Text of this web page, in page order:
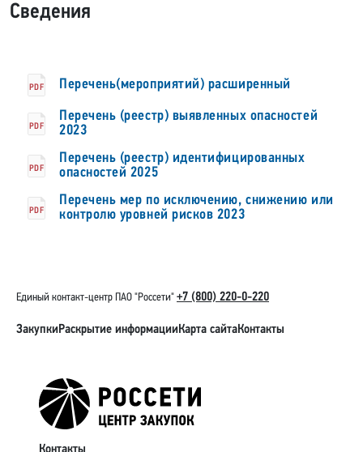
Сведения
PDF Перечень(мероприятий) расширенный
PDF
Перечень (реестр) выявленных опасностей
2023
PDF
Перечень (реестр) идентифицированных
опасностей 2025
PDF
Перечень мер по исключению, снижению или
контролю уровней рисков 2023
Единый контакт-центр ПАО "Россети" +7 (800) 220-0-220
ЗакупкиРаскрытие информацииКарта сайтаКонтакты